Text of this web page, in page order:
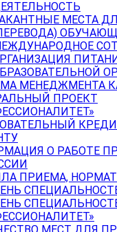
МЕСТА
МЕНЕДЖМЕНТА
ПРОЕКТ
О РАБОТЕ
ПРИЕМА,